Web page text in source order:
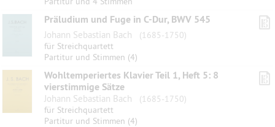
Präludium und Fuge in C-Dur, BWV 545
Johann Sebastian Bach
(1685-1750)
für Streichquartett
Partitur und Stimmen (4)
Wohltemperiertes Klavier Teil 1, Heft 5: 8
vierstimmige Sätze
Johann Sebastian Bach
(1685-1750)
für Streichquartett
Partitur und Stimmen (4)